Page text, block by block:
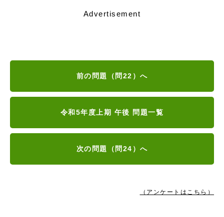
Advertisement
前の問題（問22）へ
令和5年度上期 午後 問題一覧
次の問題（問24）へ
（アンケートはこちら）